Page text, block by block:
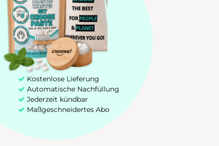
Kostenlose Lieferung
Automatische Nachfüllung
Jederzeit kündbar
Maßgeschneidertes Abo
+31 85 00 03 829
hello@chooseteethcare.nl
St. Jacobstraat 123 -135
3511 BP Utrecht
Choose! @2026 Deutschland | Eigentum von CHOOSE TeethCare